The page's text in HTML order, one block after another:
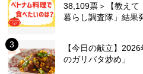
38,109票＞【教えて
暮らし調査隊」結果
【今日の献立】
のガリバタ炒め」